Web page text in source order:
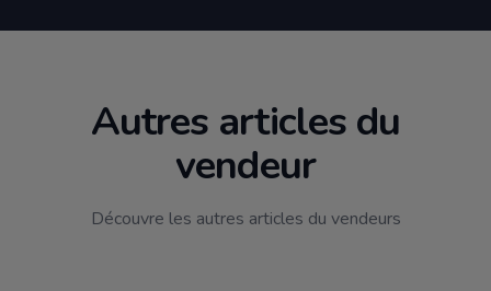
Autres articles du
vendeur
Découvre les autres articles du vendeurs